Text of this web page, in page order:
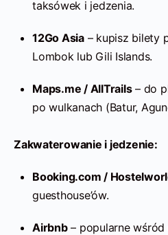
taksówek i jedzenia.
12Go Asia– kupisz bilety
Lombok lub Gili Islands.
Maps.me / AllTrails– do
po wulkanach (Batur,
Zakwaterowanie i jedzenie:
Booking.com /
guesthouse’ów.
Airbnb– popularne wśród